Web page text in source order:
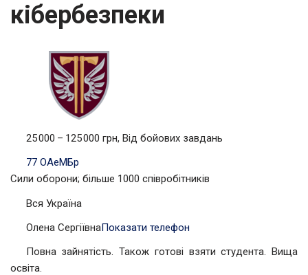
кібербезпеки
25 000 – 125 000 грн, Від бойових завдань
77 ОАеМБр
Сили оборони; більше 1000 співробітників
Вся Україна
Олена СергіївнаПоказати телефон
Повна зайнятість. Також готові взяти студента. Вища
освіта.